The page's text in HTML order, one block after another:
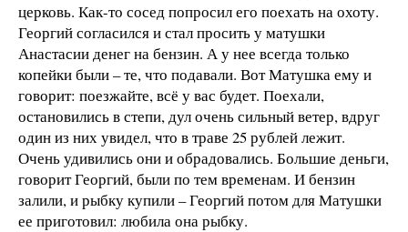
церковь. Как-то сосед попросил его поехать на охоту.
Георгий согласился и стал просить у матушки
Анастасии денег на бензин. А у нее всегда только
копейки были – те, что подавали. Вот Матушка ему и
говорит: поезжайте, всё у вас будет. Поехали,
остановились в степи, дул очень сильный ветер, вдруг
один из них увидел, что в траве 25 рублей лежит.
Очень удивились они и обрадовались. Большие деньги,
говорит Георгий, были по тем временам. И бензин
залили, и рыбку купили – Георгий потом для Матушки
ее приготовил: любила она рыбку.